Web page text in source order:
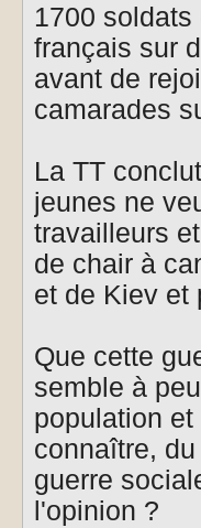
1700
français sur
avant de
camarades
La TT
jeunes ne
travailleurs
de chair à
et de Kiev et
Que cette
semble à
population
connaître,
guerre
l'opinion ?